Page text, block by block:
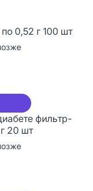
0,52 г 100 шт
фильтр-
20 шт